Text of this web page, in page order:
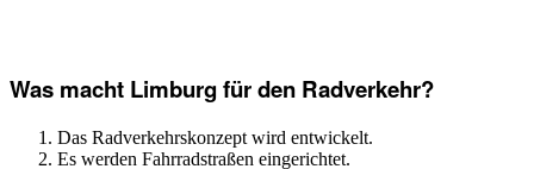
Was macht Limburg für den Radverkehr?
Das Radverkehrskonzept wird entwickelt.
Es werden Fahrradstraßen eingerichtet.